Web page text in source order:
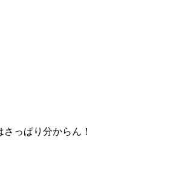
っぱり分からん！